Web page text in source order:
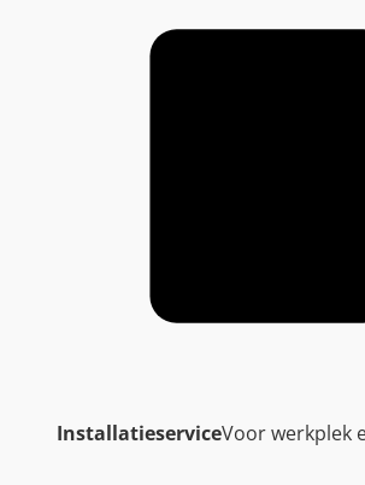
InstallatieserviceVoor werkplek